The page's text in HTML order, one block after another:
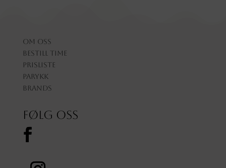
Om oss
Bestill time
Prisliste
Parykk
Brands
Følg oss